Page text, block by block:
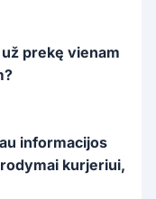
prekę vienam
informacijos
kurjeriui,